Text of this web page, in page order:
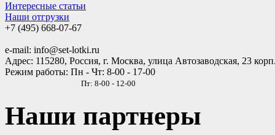
Интересные статьи
Наши отгрузки
+7 (495) 668-07-67
e-mail: info@set-lotki.ru
Адрес: 115280, Россия, г. Москва, улица Автозаводская, 23
Режим работы: Пн - Чт: 8-00 - 17-00
Пт: 8-00 - 12-00
Наши партнеры